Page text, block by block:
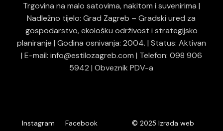
Trgovina na malo satovima, nakitom i suvenirima |
Nadležno tijelo: Grad Zagreb – Gradski ured za
gospodarstvo, ekološku održivost i strategijsko
planiranje | Godina osnivanja: 2004. | Status: Aktivan
| E-mail: info@estilozagreb.com | Telefon: 098 906
5942 | Obveznik PDV-a
Instagram Facebook © 2025Izrada web